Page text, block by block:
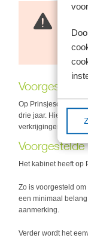
Aan
is ook
Voorgestelde
Op Prinsjesdag
drie jaar. Hierdoor
verkrijgingen vanaf
Het kabinet heeft
Zo is voorgesteld
een minimaal
aanmerking.
Verder wordt het